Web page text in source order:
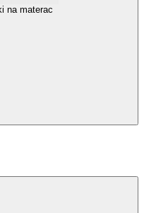
na materac